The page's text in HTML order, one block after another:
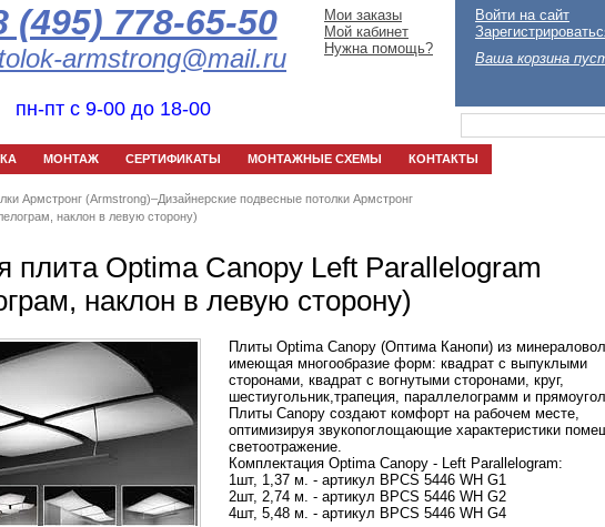
(495) 778-65-50
armstrong@mail.ru
пн-пт с 9-00 до 18-00
МОНТАЖ СЕРТИФИКАТЫ МОНТАЖНЫЕ СХЕМЫ КОНТАКТЫ
Мои заказы
Мой кабинет
Нужна помощь?
Войти на сайт
Ваша корзина
Армстронг (Armstrong)–Дизайнерские подвесные потолки Армстронг
наклон в левую сторону)
плита Optima Canopy Left Parallelogram
наклон в левую сторону)
Плиты Optima Canopy (Оптима Канопи) из
имеющая многообразие форм: квадрат с выпуклыми
сторонами, квадрат с вогнутыми сторонами, круг,
шестиугольник,трапеция, параллелограмм и
Плиты Canopy создают комфорт на рабочем месте,
оптимизируя звукопоглощающие характеристики
светоотражение.
Комплектация Optima Canopy - Left Parallelogram:
1шт, 1,37 м. - артикул BPCS 5446 WH G1
2шт, 2,74 м. - артикул BPCS 5446 WH G2
4шт, 5,48 м. - артикул BPCS 5446 WH G4